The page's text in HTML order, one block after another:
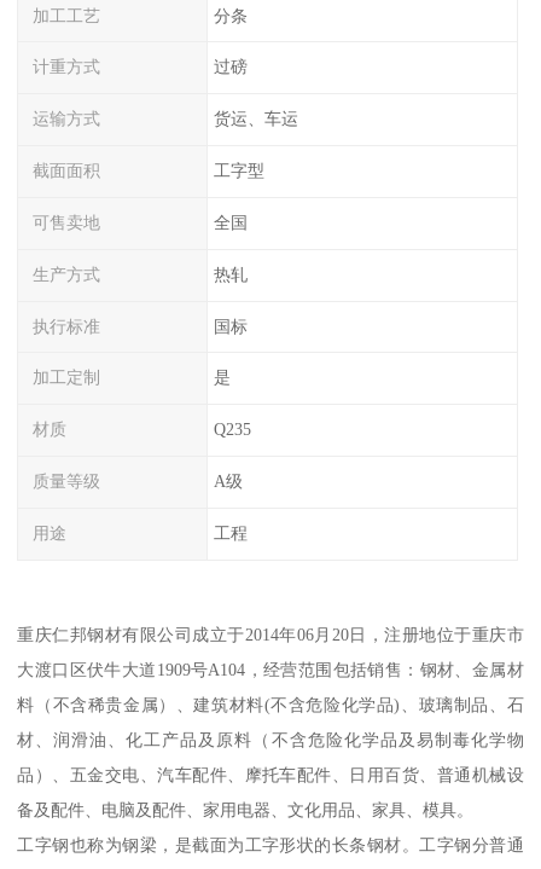
加工工艺 分条
计重方式 过磅
运输方式 货运、车运
截面面积 工字型
可售卖地 全国
生产方式 热轧
执行标准 国标
加工定制 是
材质 Q235
质量等级 A级
用途 工程
重庆仁邦钢材有限公司成立于2014年06月20日，注册地位于重庆市
大渡口区伏牛大道1909号A104，经营范围包括销售：钢材、金属材
料（不含稀贵金属）、建筑材料(不含危险化学品)、玻璃制品、石
材、润滑油、化工产品及原料（不含危险化学品及易制毒化学物
品）、五金交电、汽车配件、摩托车配件、日用百货、普通机械设
备及配件、电脑及配件、家用电器、文化用品、家具、模具。
工字钢也称为钢梁，是截面为工字形状的长条钢材。工字钢分普通